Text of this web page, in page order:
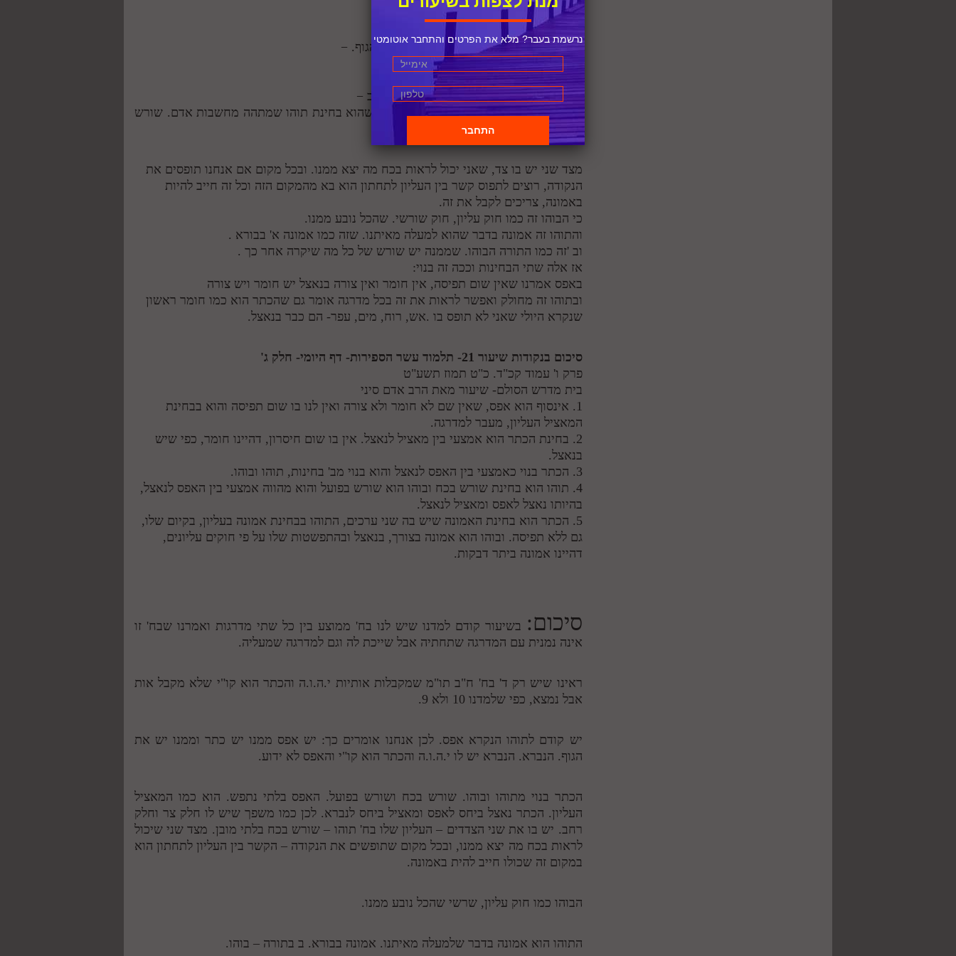
− הוא כמו המאציל העליון
− הכתר הוא נאצל ביחס לאפס
ומאציל ביחס לנאצל שהוא ד 'בחינות- כמו הגוף. −
זה כמו ראש וזה כמו גוף −
יש משהו מעל הראש −
לכן זה כמו משפך שיש לו חלק צר וחלק רחב −
יש בו את שני הצדדים, גם של העליון שלו שהוא בחינת תוהו שמתהה מחשבות אדם. שורש
בכח ,ואני לא מבין אותו . −
מצד שני יש בו צד, שאני יכול לראות בכח מה יצא ממנו. ובכל מקום אם אנחנו תופסים את
הנקודה, רוצים לתפוס קשר בין העליון לתחתון הוא בא מהמקום הזה וכל זה חייב להיות
באמונה, צריכים לקבל את זה.
כי הבוהו זה כמו חוק עליון, חוק שורשי. שהכל נובע ממנו.
והתוהו זה אמונה בדבר שהוא למעלה מאיתנו. שזה כמו אמונה א' בבורא .
וב 'זה כמו התורה הבוהו. שממנה יש שורש של כל מה שיקרה אחר כך .
אז אלה שתי הבחינות וככה זה בנוי:
באפס אמרנו שאין שום תפיסה, אין חומר ואין צורה בנאצל יש חומר ויש צורה
ובתוהו זה מחולק ואפשר לראות את זה בכל מדרגה אומר גם שהכתר הוא כמו חומר ראשון
שנקרא היולי שאני לא תופס בו .אש, רוח, מים, עפר- הם כבר בנאצל.
סיכום בנקודות שיעור 21- תלמוד עשר הספירות- דף היומי- חלק ג'
פרק ו' עמוד קכ"ד. כ"ט תמוז תשע"ט
בית מדרש הסולם- שיעור מאת הרב אדם סיני
1. אינסוף הוא אפס, שאין שם לא חומר ולא צורה ואין לנו בו שום תפיסה והוא בבחינת
המאציל העליון, מעבר למדרגה.
2. בחינת הכתר הוא אמצעי בין מאציל לנאצל. אין בו שום חיסרון, דהיינו חומר, כפי שיש
בנאצל.
3. הכתר בנוי כאמצעי בין האפס לנאצל והוא בנוי מב' בחינות, תוהו ובוהו.
4. תוהו הוא בחינת שורש בכח ובוהו הוא שורש בפועל והוא מהווה אמצעי בין האפס לנאצל,
בהיותו נאצל לאפס ומאציל לנאצל.
5. הכתר הוא בחינת האמונה שיש בה שני ערכים, התוהו בבחינת אמונה בעליון, בקיום שלו,
גם ללא תפיסה. ובוהו הוא אמונה בצורך, בנאצל ובהתפשטות שלו על פי חוקים עליונים,
דהיינו אמונה ביתר דבקות.
סיכום: בשיעור קודם למדנו שיש לנו בח' ממוצע בין כל שתי מדרגות ואמרנו שבח' זו
אינה נמנית עם המדרגה שתחתיה אבל שייכת לה וגם למדרגה שמעליה.
ראינו שיש רק ד' בח' ח"ב תו"מ שמקבלות אותיות י.ה.ו.ה והכתר הוא קו"י שלא מקבל אות
אבל נמצא, כפי שלמדנו 10 ולא 9.
יש קודם לתוהו הנקרא אפס. לכן אנחנו אומרים כך: יש אפס ממנו יש כתר וממנו יש את
הגוף. הנברא. הנברא יש לו י.ה.ו.ה והכתר הוא קו"י והאפס לא ידוע.
הכתר בנוי מתוהו ובוהו. שורש בכח ושורש בפועל. האפס בלתי נתפש. הוא כמו המאציל
העליון. הכתר נאצל ביחס לאפס ומאציל ביחס לנברא. לכן כמו משפך שיש לו חלק צר וחלק
רחב. יש בו את שני הצדדים – העליון שלו בח' תוהו – שורש בכח בלתי מובן. מצד שני שיכול
לראות בכח מה יצא ממנו, ובכל מקום שתופשים את הנקודה – הקשר בין העליון לתחתון הוא
במקום זה שכולו חייב להית באמונה.
הבוהו כמו חוק עליון, שרשי שהכל נובע ממנו.
התוהו הוא אמונה בדבר שלמעלה מאיתנו. אמונה בבורא. ב בתורה – בוהו.
נרשמת בעבר? מלא את הפרטים והתחבר אוטומטי